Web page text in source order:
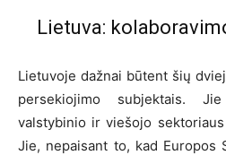
Lietuva:
Lietuvoje dažnai būtent šių
persekiojimo subjektais.
valstybinio ir viešojo
Jie, nepaisant to, kad Europos